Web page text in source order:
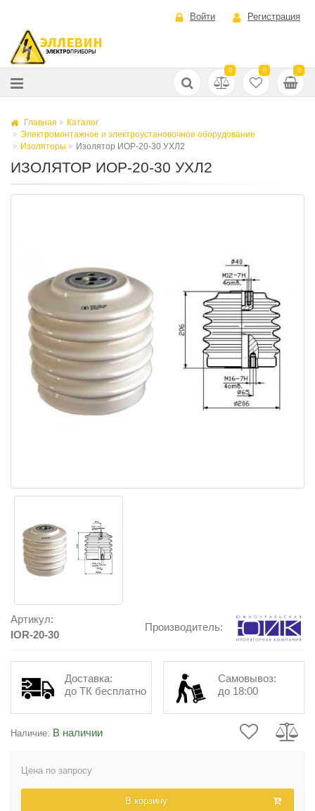
Войти Регистрация
0 0 0
Главная
Каталог
Электромонтажное и электроустановочное оборудование
Изоляторы
Изолятор ИОР-20-30 УХЛ2
ИЗОЛЯТОР ИОР-20-30 УХЛ2
Артикул:
IOR-20-30
Производитель:
Доставка:
до ТК бесплатно
Самовывоз:
до 18:00
Наличие: В наличии
Цена по запросу
В корзину